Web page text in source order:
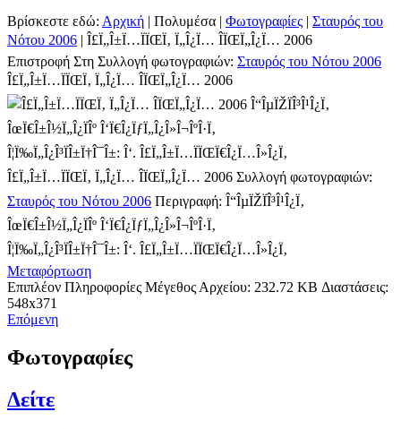
Βρίσκεστε εδώ: Αρχική | Πολυμέσα | Φωτογραφίες | Σταυρός του
Νότου 2006 | Î£Ï„Î±Ï…ÏÏŒÏ‚ Ï„Î¿Ï… ÎÏŒÏ„Î¿Ï… 2006
Επιστροφή Στη Συλλογή φωτογραφιών: Σταυρός του Νότου 2006
Î£Ï„Î±Ï…ÏÏŒÏ‚ Ï„Î¿Ï… ÎÏŒÏ„Î¿Ï… 2006
Î“ÎµÏŽÏÎ³Î¹Î¿Ï‚
ÎœÏ€Î±Î½Ï„Î¿ÏÎº Î‘Ï€Î¿ÏƒÏ„Î¿Î»Î¬ÎºÎ·Ï‚
Î¦Ï‰Ï„Î¿Î³ÏÎ±Ï†Î¯Î±: Î‘. Î£Ï„Î±Ï…ÏÏŒÏ€Î¿Ï…Î»Î¿Ï‚
Î£Ï„Î±Ï…ÏÏŒÏ‚ Ï„Î¿Ï… ÎÏŒÏ„Î¿Ï… 2006 Συλλογή φωτογραφιών:
Σταυρός του Νότου 2006 Περιγραφή: Î“ÎµÏŽÏÎ³Î¹Î¿Ï‚
ÎœÏ€Î±Î½Ï„Î¿ÏÎº Î‘Ï€Î¿ÏƒÏ„Î¿Î»Î¬ÎºÎ·Ï‚
Î¦Ï‰Ï„Î¿Î³ÏÎ±Ï†Î¯Î±: Î‘. Î£Ï„Î±Ï…ÏÏŒÏ€Î¿Ï…Î»Î¿Ï‚
Μεταφόρτωση
Επιπλέον Πληροφορίες Μέγεθος Αρχείου: 232.72 KB Διαστάσεις:
548x371
Επόμενη
Φωτογραφίες
Δείτε